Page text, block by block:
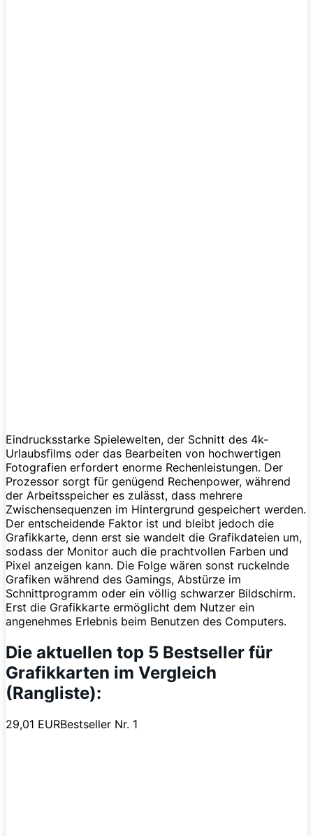
Eindrucksstarke Spielewelten, der Schnitt des 4k-
Urlaubsfilms oder das Bearbeiten von hochwertigen
Fotografien erfordert enorme Rechenleistungen. Der
Prozessor sorgt für genügend Rechenpower, während
der Arbeitsspeicher es zulässt, dass mehrere
Zwischensequenzen im Hintergrund gespeichert werden.
Der entscheidende Faktor ist und bleibt jedoch die
Grafikkarte, denn erst sie wandelt die Grafikdateien um,
sodass der Monitor auch die prachtvollen Farben und
Pixel anzeigen kann. Die Folge wären sonst ruckelnde
Grafiken während des Gamings, Abstürze im
Schnittprogramm oder ein völlig schwarzer Bildschirm.
Erst die Grafikkarte ermöglicht dem Nutzer ein
angenehmes Erlebnis beim Benutzen des Computers.
Die aktuellen top 5 Bestseller für
Grafikkarten im Vergleich
(Rangliste):
29,01 EURBestseller Nr. 1